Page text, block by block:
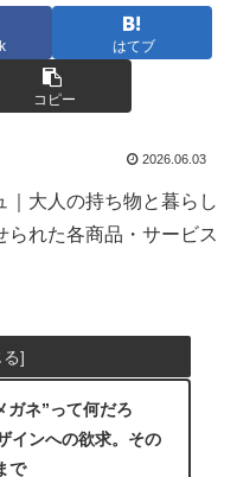
はてブ
コピー
2026.06.03
大人の持ち物と暮らし
られた各商品・サービス
ガネ”って何だろ
インへの欲求。その
で